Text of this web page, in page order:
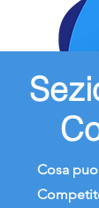
Cosa